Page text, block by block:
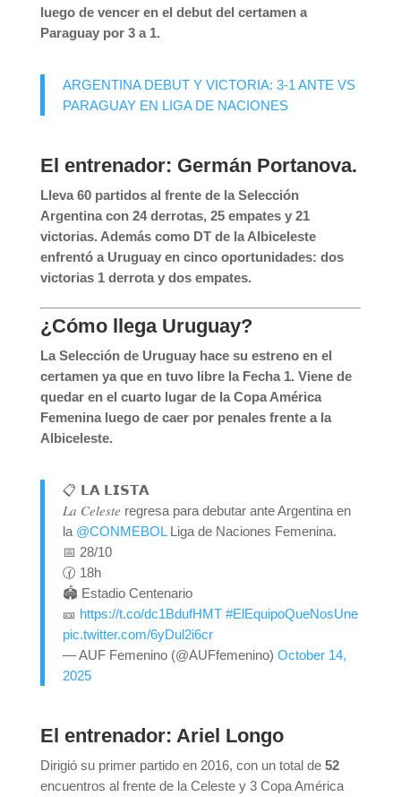
luego de vencer en el debut del certamen a
Paraguay por 3 a 1.
ARGENTINA DEBUT Y VICTORIA: 3-1 ANTE VS
PARAGUAY EN LIGA DE NACIONES
El entrenador: Germán Portanova.
Lleva 60 partidos al frente de la Selección
Argentina con 24 derrotas, 25 empates y 21
victorias. Además como DT de la Albiceleste
enfrentó a Uruguay en cinco oportunidades: dos
victorias 1 derrota y dos empates.
¿Cómo llega Uruguay?
La Selección de Uruguay hace su estreno en el
certamen ya que en tuvo libre la Fecha 1. Viene de
quedar en el cuarto lugar de la Copa América
Femenina luego de caer por penales frente a la
Albiceleste.
📋 𝗟𝗔 𝗟𝗜𝗦𝗧𝗔
𝐿𝑎 𝐶𝑒𝑙𝑒𝑠𝑡𝑒 regresa para debutar ante Argentina en
la @CONMEBOLLiga de Naciones Femenina.
📅 28/10
🕜 18h
🏟 Estadio Centenario
🎫 https://t.co/dc1BdufHMT #ElEquipoQueNosUne
pic.twitter.com/6yDul2i6cr
— AUF Femenino (@AUFfemenino) October 14,
2025
El entrenador: Ariel Longo
Dirigió su primer partido en 2016, con un total de 52
encuentros al frente de la Celeste y 3 Copa América